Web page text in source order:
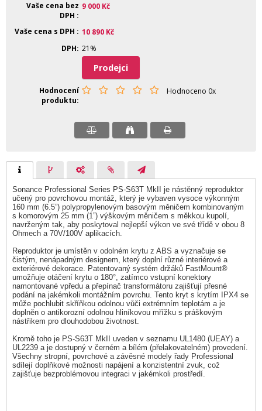
Vaše cena bez
DPH
9 000 Kč
Vaše cena s DPH 10 890 Kč
DPH 21%
Prodejci
Hodnocení
produktu
Hodnoceno 0x
Sonance Professional Series PS-S63T MkII je nástěnný reproduktor
učený pro povrchovou montáž, který je vybaven vysoce výkonným
160 mm (6.5”) polypropylenovým basovým měničem kombinovaným
s komorovým 25 mm (1”) výškovým měničem s měkkou kupolí,
navrženým tak, aby poskytoval nejlepší výkon ve své třídě v obou 8
Ohmech a 70V/100V aplikacích.
Reproduktor je umístěn v odolném krytu z ABS a vyznačuje se
čistým, nenápadným designem, který doplní různé interiérové a
exteriérové dekorace. Patentovaný systém držáků FastMount®
umožňuje otáčení krytu o 180°, zatímco vstupní konektory
namontované vpředu a přepínač transformátoru zajišťují přesné
podání na jakémkoli montážním povrchu. Tento kryt s krytím IPX4 se
může pochlubit skříňkou odolnou vůči extrémním teplotám a je
doplněn o antikorozní odolnou hliníkovou mřížku s práškovým
nástřikem pro dlouhodobou životnost.
Kromě toho je PS-S63T MkII uveden v seznamu UL1480 (UEAY) a
UL2239 a je dostupný v černém a bílém (přelakovatelném) provedení.
Všechny stropní, povrchové a závěsné modely řady Professional
sdílejí doplňkové možnosti napájení a konzistentní zvuk, což
zajišťuje bezproblémovou integraci v jakémkoli prostředí.